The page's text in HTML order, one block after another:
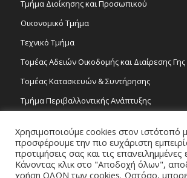
Τμήμα Διοίκησης και Προσωπικού
Οικονομικό Τμήμα
Τεχνικό Τμήμα
Τομέας Αδειών Οικοδομής και Διαίρεσης Γης
Τομέας Κατασκευών & Συντήρησης
Τμήμα Περιβαλλοντικής Ανάπτυξης
Τομέας Γραμμάτων και Τεχνών
Τροχονομία
Χρησιμοποιούμε cookies στον ιστότοπό
προσφέρουμε την πιο ευχάριστη
προτιμήσεις σας και τις επανειλημμένες
Κάνοντας κλικ στο "Αποδοχή όλων",
χρήση ΟΛΩΝ των cookies. Ωστόσο,